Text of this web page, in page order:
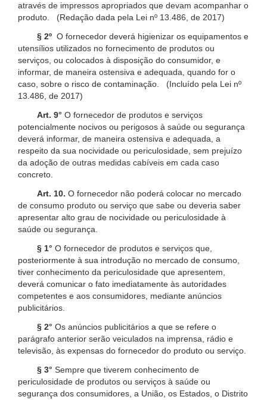
através de impressos apropriados que devam acompanhar o
produto. (Redação dada pela Lei nº 13.486, de 2017)
§ 2º O fornecedor deverá higienizar os equipamentos e
utensílios utilizados no fornecimento de produtos ou
serviços, ou colocados à disposição do consumidor, e
informar, de maneira ostensiva e adequada, quando for o
caso, sobre o risco de contaminação. (Incluído pela Lei nº
13.486, de 2017)
Art. 9° O fornecedor de produtos e serviços
potencialmente nocivos ou perigosos à saúde ou segurança
deverá informar, de maneira ostensiva e adequada, a
respeito da sua nocividade ou periculosidade, sem prejuízo
da adoção de outras medidas cabíveis em cada caso
concreto.
Art. 10. O fornecedor não poderá colocar no mercado
de consumo produto ou serviço que sabe ou deveria saber
apresentar alto grau de nocividade ou periculosidade à
saúde ou segurança.
§ 1° O fornecedor de produtos e serviços que,
posteriormente à sua introdução no mercado de consumo,
tiver conhecimento da periculosidade que apresentem,
deverá comunicar o fato imediatamente às autoridades
competentes e aos consumidores, mediante anúncios
publicitários.
§ 2° Os anúncios publicitários a que se refere o
parágrafo anterior serão veiculados na imprensa, rádio e
televisão, às expensas do fornecedor do produto ou serviço.
§ 3° Sempre que tiverem conhecimento de
periculosidade de produtos ou serviços à saúde ou
segurança dos consumidores, a União, os Estados, o Distrito